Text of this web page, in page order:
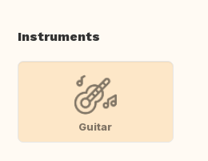
Instruments
Guitar